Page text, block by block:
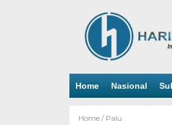
Home Nasional
Home / Palu